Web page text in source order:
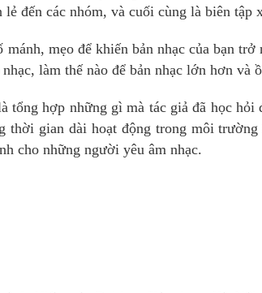
đến các nhóm, và cuối cùng là biên tập
mánh, mẹo để khiến bản nhạc của bạn
làm thế nào để bản nhạc lớn hơn và
tổng hợp những gì mà tác giả đã học
thời gian dài hoạt động trong môi
cho những người yêu âm nhạc.